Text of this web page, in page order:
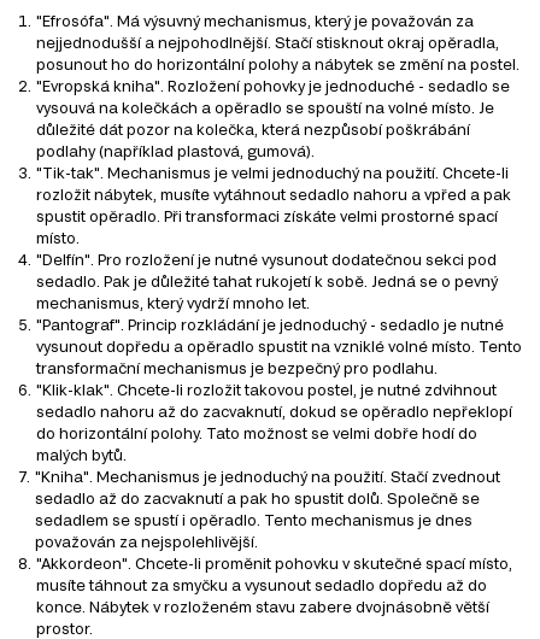
"Efrosófa". Má výsuvný mechanismus, který je považován za
nejjednodušší a nejpohodlnější. Stačí stisknout okraj opěradla,
posunout ho do horizontální polohy a nábytek se změní na postel.
"Evropská kniha". Rozložení pohovky je jednoduché - sedadlo se
vysouvá na kolečkách a opěradlo se spouští na volné místo. Je
důležité dát pozor na kolečka, která nezpůsobí poškrábání
podlahy (například plastová, gumová).
"Tik-tak". Mechanismus je velmi jednoduchý na použití. Chcete-li
rozložit nábytek, musíte vytáhnout sedadlo nahoru a vpřed a pak
spustit opěradlo. Při transformaci získáte velmi prostorné spací
místo.
"Delfín". Pro rozložení je nutné vysunout dodatečnou sekci pod
sedadlo. Pak je důležité tahat rukojetí k sobě. Jedná se o pevný
mechanismus, který vydrží mnoho let.
"Pantograf". Princip rozkládání je jednoduchý - sedadlo je nutné
vysunout dopředu a opěradlo spustit na vzniklé volné místo. Tento
transformační mechanismus je bezpečný pro podlahu.
"Klik-klak". Chcete-li rozložit takovou postel, je nutné zdvihnout
sedadlo nahoru až do zacvaknutí, dokud se opěradlo nepřeklopí
do horizontální polohy. Tato možnost se velmi dobře hodí do
malých bytů.
"Kniha". Mechanismus je jednoduchý na použití. Stačí zvednout
sedadlo až do zacvaknutí a pak ho spustit dolů. Společně se
sedadlem se spustí i opěradlo. Tento mechanismus je dnes
považován za nejspolehlivější.
"Akkordeon". Chcete-li proměnit pohovku v skutečné spací místo,
musíte táhnout za smyčku a vysunout sedadlo dopředu až do
konce. Nábytek v rozloženém stavu zabere dvojnásobně větší
prostor.